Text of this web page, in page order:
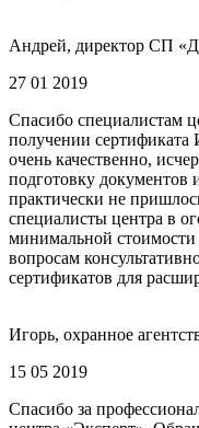
Андрей, директор СП
27 01 2019
Спасибо специалистам
получении
очень качественно,
подготовку документов
практически не
специалисты центра в
минимальной стоимости
вопросам
сертификатов для
Игорь, охранное
15 05 2019
Спасибо за